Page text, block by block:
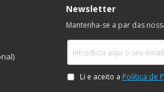
Newsletter
Mantenha-se a par das